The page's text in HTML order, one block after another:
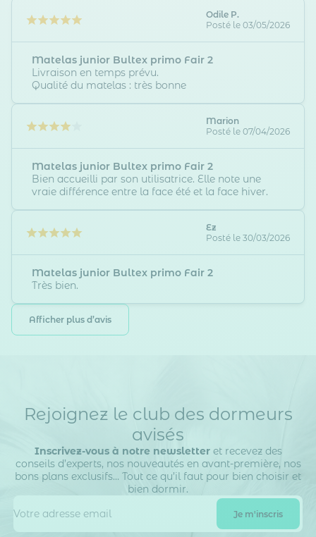
Odile P.
Posté le 03/05/2026
Matelas junior Bultex primo Fair 2
Livraison en temps prévu.
Qualité du matelas : très bonne
Marion
Posté le 07/04/2026
Matelas junior Bultex primo Fair 2
Bien accueilli par son utilisatrice. Elle note une
vraie différence entre la face été et la face hiver.
Ez
Posté le 30/03/2026
Matelas junior Bultex primo Fair 2
Très bien.
Rejoignez le club des dormeurs
avisés
Inscrivez-vous à notre newsletteret recevez des
conseils d’experts, nos nouveautés en avant-première, nos
bons plans exclusifs… Tout ce qu’il faut pour bien choisir et
bien dormir.